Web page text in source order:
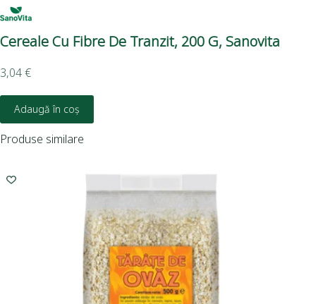
Cereale Cu Fibre De Tranzit, 200 G, Sanovita
3,04€
Adaugă în coș
Produse similare